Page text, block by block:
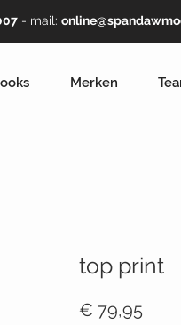
Merken
- mail:
top print
€ 79,95Prijs